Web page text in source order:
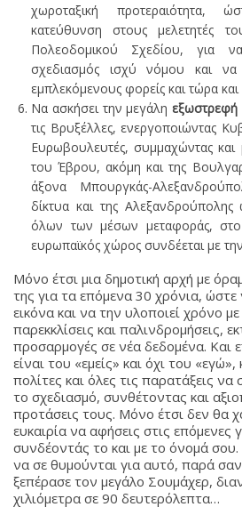
χωροταξική
κατεύθυνση στους μελετητές
Πολεοδομικού Σχεδίου, για
σχεδιασμός ισχύ νόμου και
εμπλεκόμενους φορείς και τώρα
Να ασκήσει την μεγάλη εξωστρεφή
τις Βρυξέλλες, ενεργοποιώντας
Ευρωβουλευτές, συμμαχώντας
του Έβρου, ακόμη και της
άξονα Μπουργκάς-
δίκτυα και της Αλεξανδρούπολης
όλων των μέσων μεταφοράς,
ευρωπαϊκός χώρος συνδέεται με
Μόνο έτσι μια δημοτική αρχή με
της για τα επόμενα 30 χρόνια, ώστε
εικόνα και να την υλοποιεί χρόνο
παρεκκλίσεις και παλινδρομήσεις,
προσαρμογές σε νέα δεδομένα. Και
είναι του «εμείς» και όχι του
πολίτες και όλες τις παρατάξεις
το σχεδιασμό, συνθέτοντας και
προτάσεις τους. Μόνο έτσι δεν θα
ευκαιρία να αφήσεις στις επόμενες
συνδέοντάς το και με το όνομά σου.
να σε θυμούνται για αυτό, παρά
ξεπέρασε τον μεγάλο Σουμάχερ,
χιλιόμετρα σε 90 δευτερόλεπτα…